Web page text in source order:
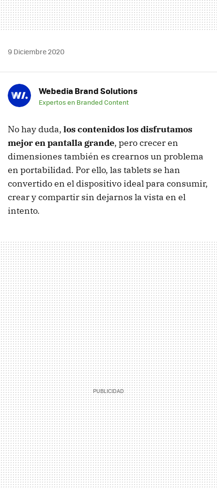
9 Diciembre 2020
Webedia Brand Solutions
Expertos en Branded Content
No hay duda, los contenidos los disfrutamos
mejor en pantalla grande, pero crecer en
dimensiones también es crearnos un problema
en portabilidad. Por ello, las tablets se han
convertido en el dispositivo ideal para consumir,
crear y compartir sin dejarnos la vista en el
intento.